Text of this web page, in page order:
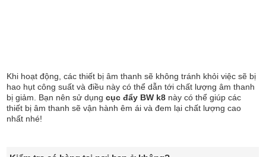
Khi hoạt động, các thiết bị âm thanh sẽ không tránh khỏi việc sẽ bị
hao hụt công suất và điều này có thể dẫn tới chất lượng âm thanh
bị giảm. Bạn nên sử dụngcục đẩy BW k8 này có thể giúp các
thiết bị âm thanh sẽ vận hành êm ái và đem lại chất lượng cao
nhất nhé!